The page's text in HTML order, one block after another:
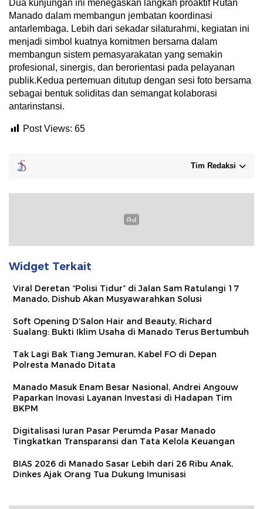
Dua kunjungan ini menegaskan langkah proaktif Rutan
Manado dalam membangun jembatan koordinasi
antarlembaga. Lebih dari sekadar silaturahmi, kegiatan ini
menjadi simbol kuatnya komitmen bersama dalam
membangun sistem pemasyarakatan yang semakin
profesional, sinergis, dan berorientasi pada pelayanan
publik.Kedua pertemuan ditutup dengan sesi foto bersama
sebagai bentuk soliditas dan semangat kolaborasi
antarinstansi.
Post Views: 65
Tim Redaksi
Widget Terkait
Viral Deretan “Polisi Tidur” di Jalan Sam Ratulangi 17
Manado, Dishub Akan Musyawarahkan Solusi
Soft Opening D’Salon Hair and Beauty, Richard
Sualang: Bukti Iklim Usaha di Manado Terus Bertumbuh
Tak Lagi Bak Tiang Jemuran, Kabel FO di Depan
Polresta Manado Ditata
Manado Masuk Enam Besar Nasional, Andrei Angouw
Paparkan Inovasi Layanan Investasi di Hadapan Tim
BKPM
Digitalisasi Iuran Pasar Perumda Pasar Manado
Tingkatkan Transparansi dan Tata Kelola Keuangan
BIAS 2026 di Manado Sasar Lebih dari 26 Ribu Anak,
Dinkes Ajak Orang Tua Dukung Imunisasi